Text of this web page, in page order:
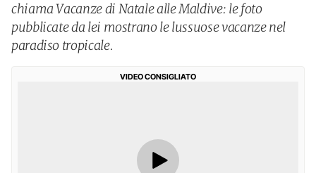
chiama Vacanze di Natale alle Maldive: le foto
pubblicate da lei mostrano le lussuose vacanze nel
paradiso tropicale.
VIDEO CONSIGLIATO